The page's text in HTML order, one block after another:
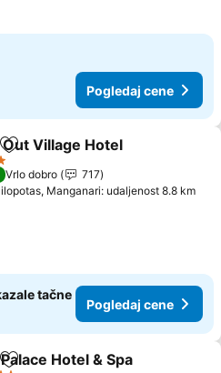
Pogledaj cene
Dodati u favorite
Out Village Hotel
Vrlo dobro
717
Manganari: udaljenost 8.8 km
tačne
Pogledaj cene
Dodati u favorite
Hotel & Spa